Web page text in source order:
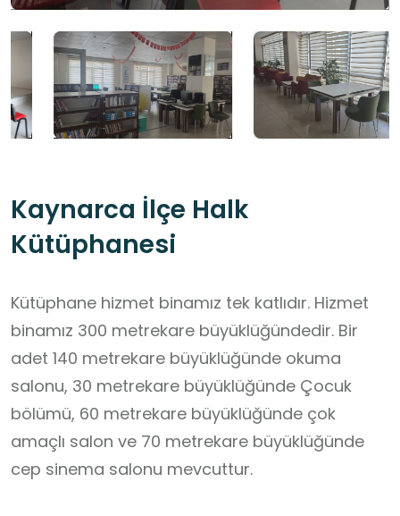
Kaynarca İlçe Halk
Kütüphanesi
Kütüphane hizmet binamız tek katlıdır. Hizmet
binamız 300 metrekare büyüklüğündedir. Bir
adet 140 metrekare büyüklüğünde okuma
salonu, 30 metrekare büyüklüğünde Çocuk
bölümü, 60 metrekare büyüklüğünde çok
amaçlı salon ve 70 metrekare büyüklüğünde
cep sinema salonu mevcuttur.